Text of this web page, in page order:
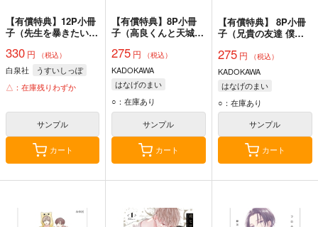
【有償特典】12P小冊
子（先生を暴きたい
330 円 （税込）
白泉社
うすいしっぽ
△：在庫残りわずか
サンプル
カート
【有償特典】8P小冊
子（高良くんと天城く
275 円 （税込）
KADOKAWA
はなげのまい
○：在庫あり
サンプル
カート
【有償特典】 8P小冊
子（兄貴の友達 僕ら
275円 （税込）
KADOKAWA
はなげのまい
○：在庫あり
サンプル
カート